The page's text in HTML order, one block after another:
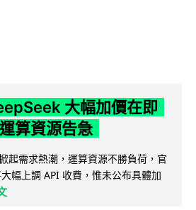
大幅加價在即
算資源告急
起需求熱潮，運算資源不勝負荷，官
幅上調 API 收費，惟未公布具體加